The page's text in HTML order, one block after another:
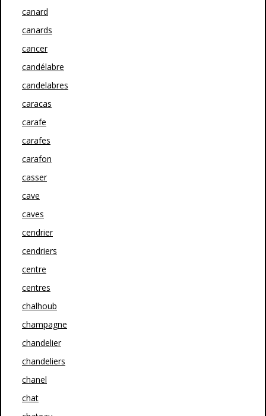
canard
canards
cancer
candélabre
candelabres
caracas
carafe
carafes
carafon
casser
cave
caves
cendrier
cendriers
centre
centres
chalhoub
champagne
chandelier
chandeliers
chanel
chat